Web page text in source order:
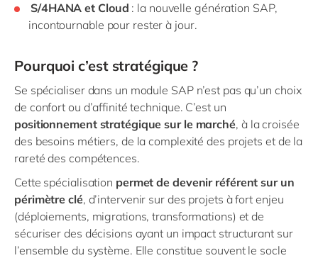
S/4HANA et Cloud : la nouvelle génération SAP,
incontournable pour rester à jour.
Pourquoi c’est stratégique ?
Se spécialiser dans un module SAP n’est pas qu’un choix
de confort ou d’affinité technique. C’est un
positionnement stratégique sur le marché, à la croisée
des besoins métiers, de la complexité des projets et de la
rareté des compétences.
Cette spécialisation permet de devenir référent sur un
périmètre clé, d’intervenir sur des projets à fort enjeu
(déploiements, migrations, transformations) et de
sécuriser des décisions ayant un impact structurant sur
l’ensemble du système. Elle constitue souvent le socle